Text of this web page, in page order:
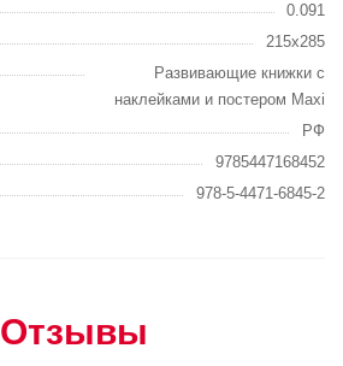
0.091
215х285
Развивающие книжки с
наклейками и постером Maxi
РФ
9785447168452
978-5-4471-6845-2
Отзывы